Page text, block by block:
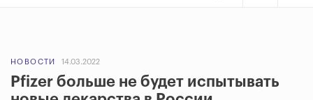
НОВОСТИ 14.03.2022
Pfizer больше не будет испытывать